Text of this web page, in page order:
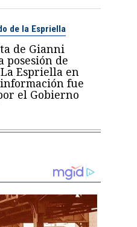
de la Espriella
de Gianni
posesión de
Espriella en
fue
el Gobierno